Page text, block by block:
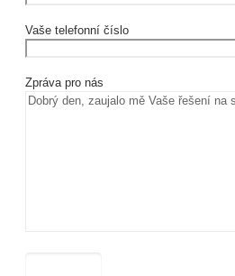
Vaše telefonní číslo
Zpráva pro nás